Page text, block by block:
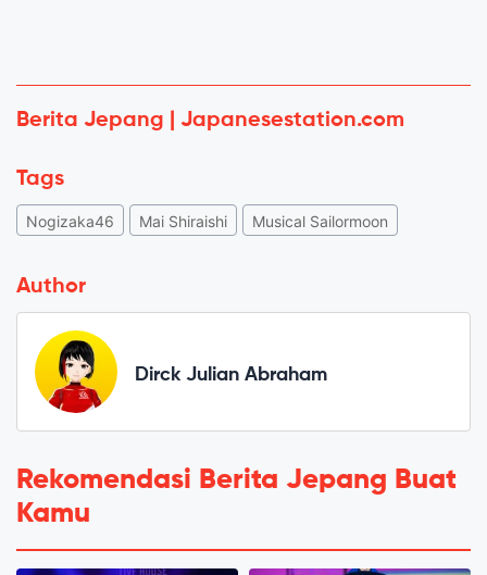
Berita Jepang | Japanesestation.com
Tags
Nogizaka46 Mai Shiraishi Musical Sailormoon
Author
Dirck Julian Abraham
Rekomendasi Berita Jepang Buat
Kamu